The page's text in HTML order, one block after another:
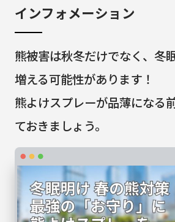
インフォメーション
熊被害は秋冬だけでなく、冬
増える可能性があります！
熊よけスプレーが品薄になる
ておきましょう。